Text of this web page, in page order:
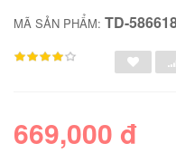
MÃ SẢN PHẨM: TD-
669,000 đ